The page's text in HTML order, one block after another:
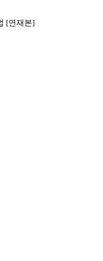
[연재본]